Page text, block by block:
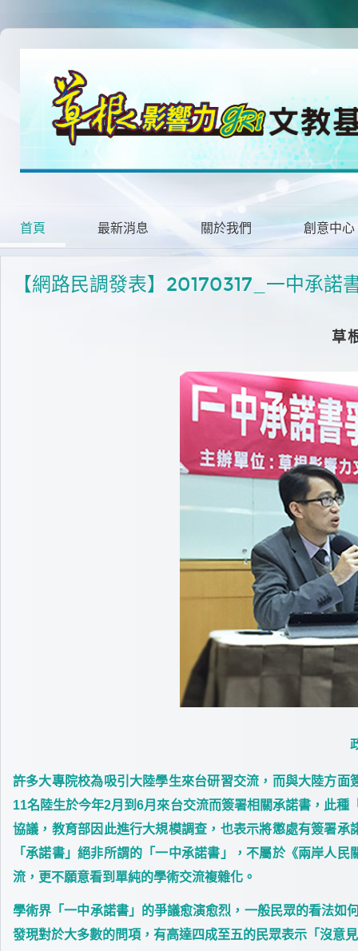
首頁 最新消息 關於我們 創意中心
【網路民調發表】20170317_一中承諾
草
許多大專院校為吸引大陸學生來台研習交流，而與大陸方
11名陸生於今年2月到6月來台交流而簽署相關承諾書，此
協議，教育部因此進行大規模調查，也表示將懲處有簽署
「承諾書」絕非所謂的「一中承諾書」，不屬於《兩岸人
流，更不願意看到單純的學術交流複雜化。
學術界「一中承諾書」的爭議愈演愈烈，一般民眾的看法如
發現對於大多數的問項，有高達四成至五的民眾表示「沒意